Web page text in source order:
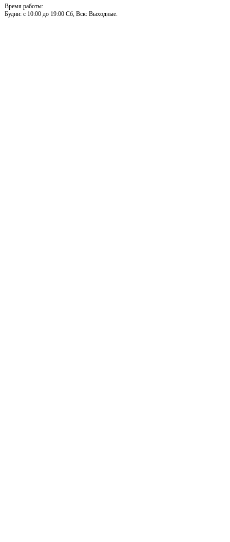
Время работы:
Будни: c 10:00 до 19:00 Сб, Вск: Выходные.